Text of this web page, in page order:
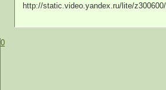
http://static.video.yandex.ru/lite/
0